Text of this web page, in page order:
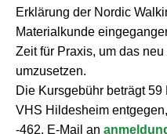
Erklärung der Nordic
Materialkunde
Zeit für Praxis, um das
umzusetzen.
Die Kursgebühr beträgt
VHS Hildesheim
-462, E-Mail an